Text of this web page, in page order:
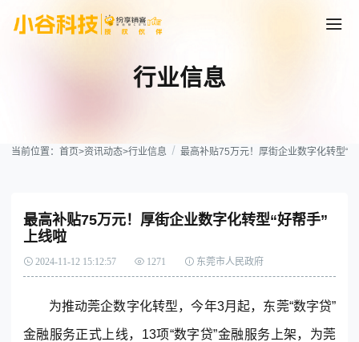
行业信息
当前位置：首页>资讯动态>行业信息 最高补贴75万元！厚街企业数字化转型“好
最高补贴75万元！厚街企业数字化转型“好帮手”
上线啦
2024-11-12 15:12:57 1271 东莞市人民政府
为推动莞企数字化转型，今年3月起，东莞“数字贷”
金融服务正式上线，13项“数字贷”金融服务上架，为莞